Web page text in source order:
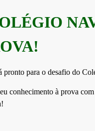
pronto para o desafio do
conhecimento à prova